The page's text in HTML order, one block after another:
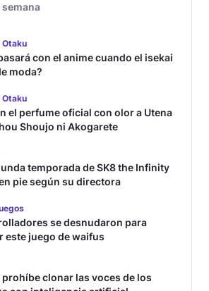
semana
Otaku
con el anime cuando el isekai
moda?
Otaku
el perfume oficial con olor a Utena
Shoujo ni Akogarete
temporada de SK8 the Infinity
pie según su directora
se desnudaron para
este juego de waifus
clonar las voces de los